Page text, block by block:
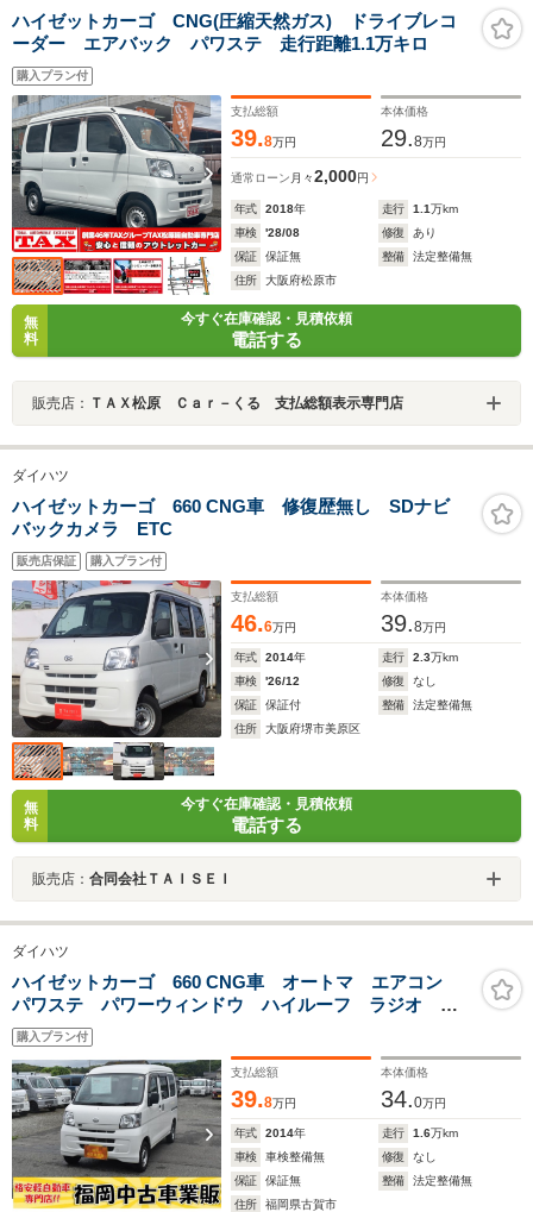
ハイゼットカーゴ CNG(圧縮天然ガス) ドライブレコ
ーダー エアバック パワステ 走行距離1.1万キロ
購入プラン付
支払総額
39.8万円
本体価格
29.8万円
通常ローン 月々2,000円
年式 2018年 走行 1.1万km
車検
'28/08 修復
あり
保証
保証無 整備
法定整備無
住所
大阪府松原市
無
料
今すぐ在庫確認・見積依頼
電話する
販売店： ＴＡＸ松原 Ｃａｒ－くる 支払総額表示専門店
ダイハツ
ハイゼットカーゴ 660 CNG車 修復歴無し SDナビ
バックカメラ ETC
販売店保証 購入プラン付
支払総額
46.6万円
本体価格
39.8万円
年式 2014年 走行 2.3万km
車検
'26/12 修復
なし
保証
保証付 整備
法定整備無
住所
大阪府堺市美原区
無
料
今すぐ在庫確認・見積依頼
電話する
販売店： 合同会社ＴＡＩＳＥＩ
ダイハツ
ハイゼットカーゴ 660 CNG車 オートマ エアコン
パワステ パワーウィンドウ ハイルーフ ラジオ オ
ートマ エアコン パワステ パワーウィンドウ ハイ
ルーフ ラジオ CNG
購入プラン付
支払総額
39.8万円
本体価格
34.0万円
年式 2014年 走行 1.6万km
車検
車検整備無 修復
なし
保証
保証無 整備
法定整備無
住所
福岡県古賀市